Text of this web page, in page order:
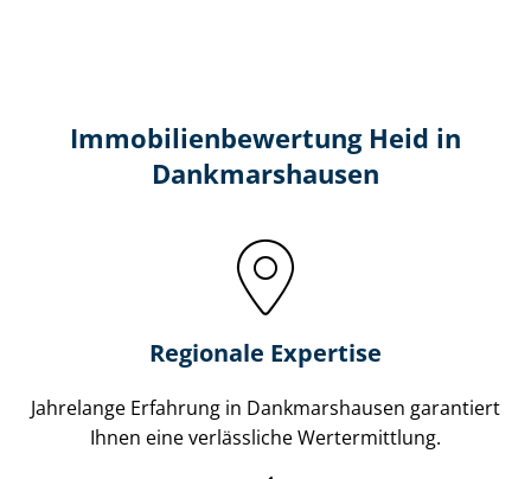
Immobilien­bewertung Heid in
Dankmarshausen
Regionale Expertise
Jahrelange Erfahrung in Dankmarshausen garantiert
Ihnen eine verlässliche Wertermittlung.